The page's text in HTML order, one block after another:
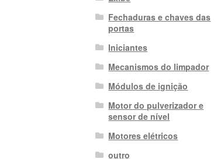
Fechaduras e chaves das
portas
Iniciantes
Mecanismos do limpador
Módulos de ignição
Motor do pulverizador e
sensor de nível
Motores elétricos
outro